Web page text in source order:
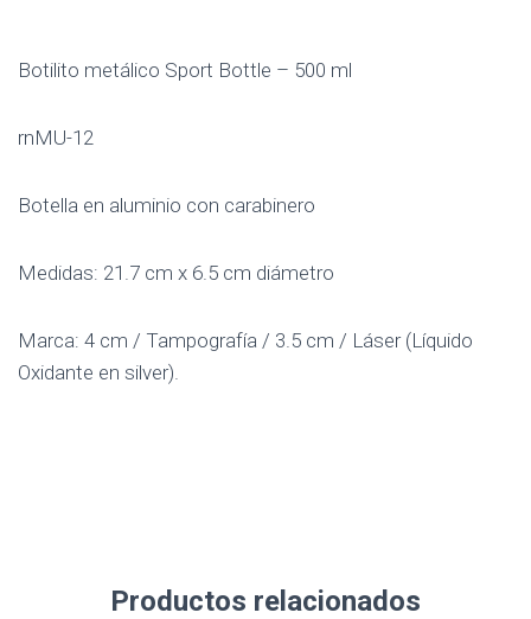
Botilito metálico Sport Bottle – 500 ml
rnMU-12
Botella en aluminio con carabinero
Medidas: 21.7 cm x 6.5 cm diámetro
Marca: 4 cm / Tampografía / 3.5 cm / Láser (Líquido
Oxidante en silver).
Productos relacionados